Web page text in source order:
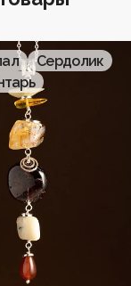
Сердолик